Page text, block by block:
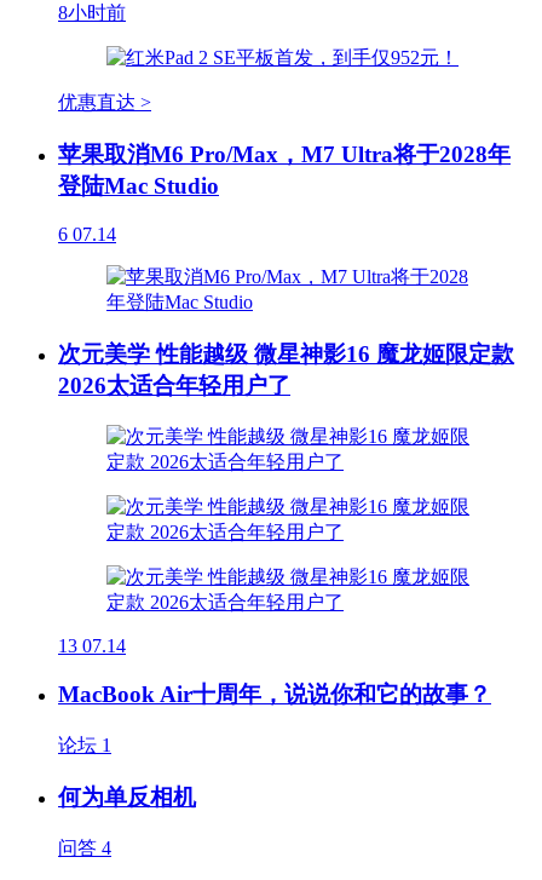
8小时前
优惠直达 >
苹果取消M6 Pro/Max，M7 Ultra将于2028年
登陆Mac Studio
6 07.14
次元美学 性能越级 微星神影16 魔龙姬限定款
2026太适合年轻用户了
13 07.14
MacBook Air十周年，说说你和它的故事？
论坛 1
何为单反相机
问答 4